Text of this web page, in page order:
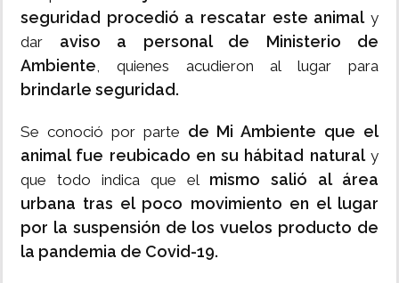
seguridad procedió a rescatar este animaly
dar aviso a personal de Ministerio de
Ambiente, quienes acudieron al lugar para
brindarle seguridad.
Se conoció por parte de Mi Ambiente que el
animal fue reubicado en su hábitad naturaly
que todo indica que el mismo salió al área
urbana tras el poco movimiento en el lugar
por la suspensión de los vuelos producto de
la pandemia de Covid-19.